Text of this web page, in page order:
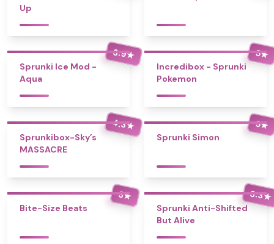
Up
3.9★
Sprunki Ice Mod -
Aqua
5★
Incredibox - Sprunki
Pokemon
4.3★
Sprunkibox-Sky’s
MASSACRE
5★
Sprunki Simon
3★
Bite-Size Beats
3.3★
Sprunki Anti-Shifted
But Alive